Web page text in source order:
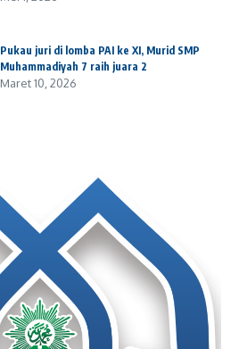
Pukau juri di lomba PAI ke XI, Murid SMP
Muhammadiyah 7 raih juara 2
Maret 10, 2026